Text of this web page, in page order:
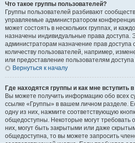
Что такое группы пользователей?
Группы пользователей разбивают
управляемые администратором
может состоять в нескольких группах, и
назначены индивидуальные права доступа.
администраторам назначение прав
количеству пользователей, например,
или предоставление пользователям
Вернуться к началу
Где находятся группы и как мне вступить
Вы можете получить информацию обо всех
ссылке «Группы» в вашем личном разделе.
одну из них, нажмите соответствующую
общедоступны. Некоторые могут требовать
них, могут быть закрытыми или даже
общедоступна, то вы можете запросить